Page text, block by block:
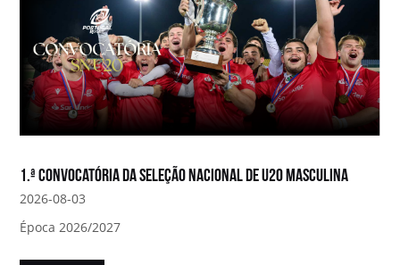
1.ª convocatória da Seleção Nacional de U20 Masculina
2026-08-03
Época 2026/2027